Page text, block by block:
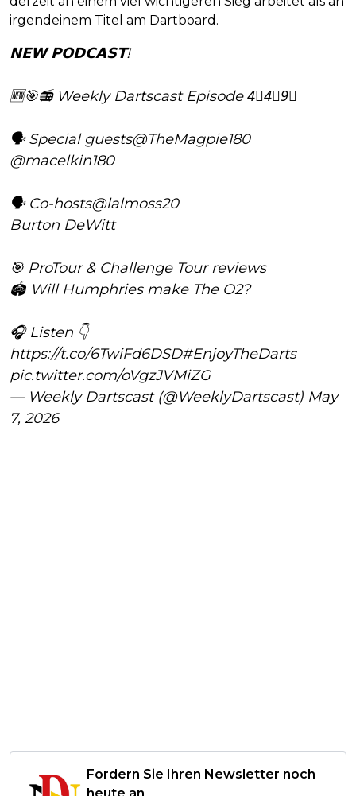
irgendeinem Titel am Dartboard.
𝗡𝗘𝗪 𝗣𝗢𝗗𝗖𝗔𝗦𝗧!
🆕🎯📻 Weekly Dartscast Episode 4⃣4⃣9⃣
🗣️ Special guests@TheMagpie180
@macelkin180
🗣️ Co-hosts@lalmoss20
Burton DeWitt
🎯 ProTour & Challenge Tour reviews
🏟️ Will Humphries make The O2?
🎧 Listen 👇
https://t.co/6TwiFd6DSD#EnjoyTheDarts
pic.twitter.com/oVgzJVMiZG
— Weekly Dartscast (@WeeklyDartscast) May
7, 2026
Fordern Sie Ihren Newsletter noch